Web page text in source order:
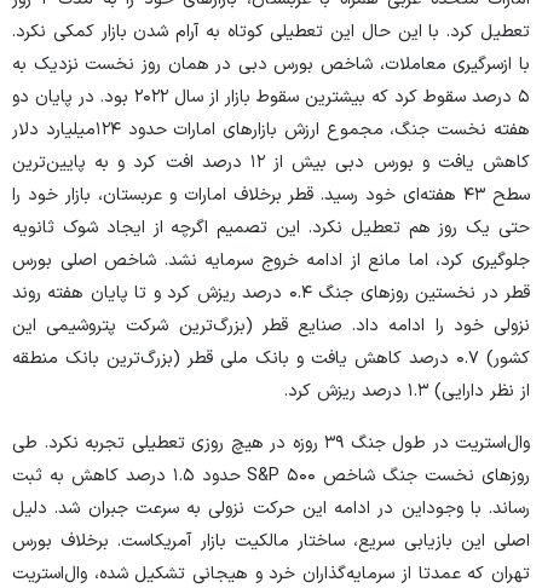
تعطیل کرد. با این حال این تعطیلی کوتاه به آرام شدن بازار کمکی نکرد.
با ازسرگیری معاملات، شاخص بورس دبی در همان روز نخست نزدیک به
۵ درصد سقوط کرد که بیشترین سقوط بازار از سال ۲۰۲۲ بود. در پایان دو
هفته نخست جنگ، مجموع ارزش بازار‌های امارات حدود ۱۲۴‌میلیارد دلار
کاهش یافت و بورس دبی بیش از ۱۲ درصد افت کرد و به پایین‌ترین
سطح ۴۳ هفته‌ای خود رسید. قطر برخلاف امارات و عربستان، بازار خود را
حتی یک روز هم تعطیل نکرد. این تصمیم اگرچه از ایجاد شوک ثانویه
جلوگیری کرد، اما مانع از ادامه خروج سرمایه نشد. شاخص اصلی بورس
قطر در نخستین روز‌های جنگ ۰.۴ درصد ریزش کرد و تا پایان هفته روند
نزولی خود را ادامه داد. صنایع قطر (بزرگ‌ترین شرکت پتروشیمی این
کشور) ۰.۷ درصد کاهش یافت و بانک ملی قطر (بزرگ‌ترین بانک منطقه
از نظر دارایی) ۱.۳ درصد ریزش کرد.
وال‌استریت در طول جنگ ۳۹ روزه در هیچ روزی تعطیلی تجربه نکرد. طی
روز‌های نخست جنگ شاخص S&P ۵۰۰ حدود ۱.۵ درصد کاهش به ثبت
رساند. با وجوداین در ادامه این حرکت نزولی به سرعت جبران شد. دلیل
اصلی این بازیابی سریع، ساختار مالکیت بازار آمریکاست. برخلاف بورس
تهران که عمدتا از سرمایه‌گذاران خرد و هیجانی تشکیل شده، وال‌استریت